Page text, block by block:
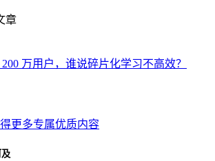
章
万用户，谁说碎片化学习不高效？
更多专属优质内容